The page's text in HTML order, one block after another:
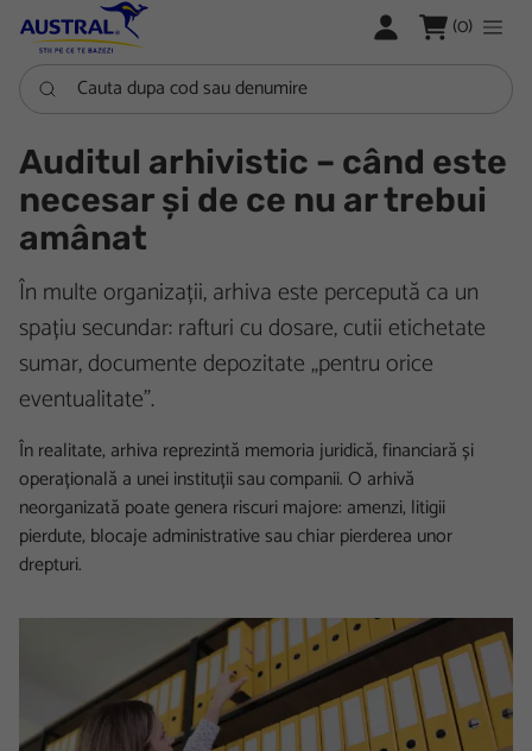
LOGARE (0)
Cauta dupa cod sau denumire
Auditul arhivistic – când este
necesar și de ce nu ar trebui
amânat
În multe organizații, arhiva este percepută ca un
spațiu secundar: rafturi cu dosare, cutii etichetate
sumar, documente depozitate „pentru orice
eventualitate”.
În realitate, arhiva reprezintă memoria juridică, financiară și
operațională a unei instituții sau companii. O arhivă
neorganizată poate genera riscuri majore: amenzi, litigii
pierdute, blocaje administrative sau chiar pierderea unor
drepturi.